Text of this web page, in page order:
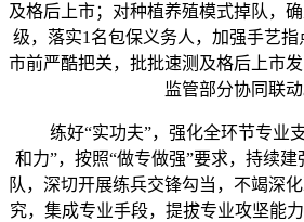
及格后上市；对种植养殖模式掉队，
级，落实1名包保义务人，加强手艺
市前严酷把关，批批速测及格后上市
监管部分协同联动
练好“实功夫”，强化全环节专业支
和力”，按照“做专做强”要求，持续
队，深切开展练兵交锋勾当，不竭深
究，集成专业手段，提拔专业攻坚能